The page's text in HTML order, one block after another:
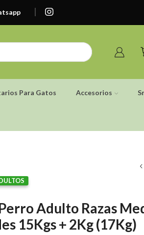
Para Gatos Accesorios
Adulto Razas
15Kgs + 2Kg (17Kg)